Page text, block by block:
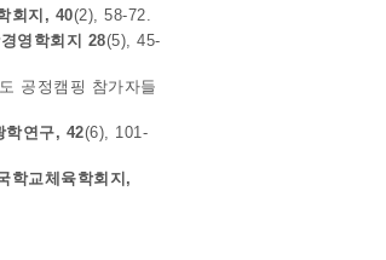
회지, 40(2), 58-72.
영학회지 28(5), 45-
공정캠핑 참가자들
학연구, 42(6), 101-
학교체육학회지,